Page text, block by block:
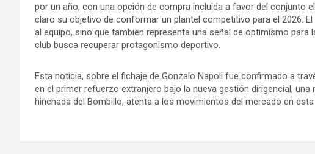
por un año, con una opción de compra incluida a favor del conjunto
claro su objetivo de conformar un plantel competitivo para el 2026.
al equipo, sino que también representa una señal de optimismo para
club busca recuperar protagonismo deportivo.
Esta noticia, sobre el fichaje de Gonzalo Napoli fue confirmado a
en el primer refuerzo extranjero bajo la nueva gestión dirigencial,
hinchada del Bombillo, atenta a los movimientos del mercado en